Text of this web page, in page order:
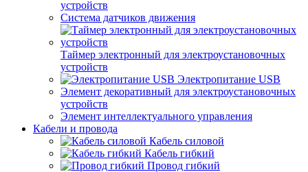
устройств
Система датчиков движения
Таймер электронный для электроустановочных
устройств
Электропитание USB
Элемент декоративный для электроустановочных
устройств
Элемент интеллектуального управления
Кабели и провода
Кабель силовой
Кабель гибкий
Провод гибкий